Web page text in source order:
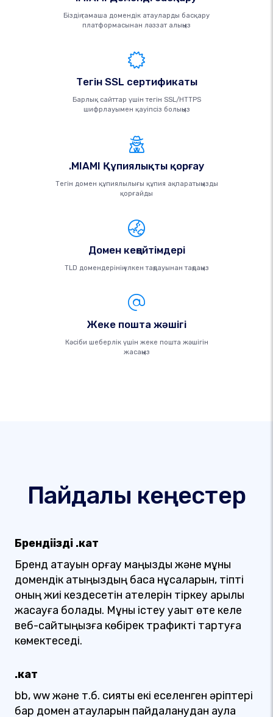
Біздің тамаша домендік атауларды басқару
платформасынан ләззат алыңыз
Тегін SSL сертификаты
Барлық сайттар үшін тегін SSL/HTTPS
шифрлауымен қауіпсіз болыңыз
.MIAMI Құпиялықты қорғау
Тегін домен құпиялылығы құпия ақпаратыңызды
қорғайды
Домен кеңейтімдері
TLD домендерінің үлкен таңдауынан таңдаңыз
Жеке пошта жәшігі
Кәсіби шеберлік үшін жеке пошта жәшігін
жасаңыз
Пайдалы кеңестер
Брендіңізді .кат
Бренд атауын қорғау маңызды және мұны
домендік атыңыздың басқа нұсқаларын, тіпті
оның жиі кездесетін қателерін тіркеу арқылы
жасауға болады. Мұны істеу уақыт өте келе
веб-сайтыңызға көбірек трафикті тартуға
көмектеседі.
.кат
bb, ww және т.б. сияқты екі еселенген әріптері
бар домен атауларын пайдаланудан аулақ